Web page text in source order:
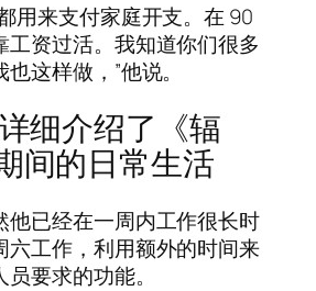
用来支付家庭开支。在 90
工资过活。我知道你们很多
这样做，”他说。
细介绍了《辐
间的日常生活
他已经在一周内工作很长时
六工作，利用额外的时间来
要求的功能。